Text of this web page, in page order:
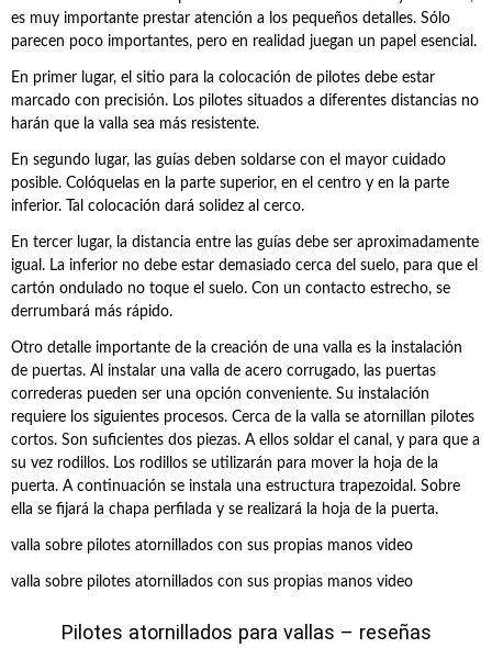
es muy importante prestar atención a los pequeños detalles. Sólo
parecen poco importantes, pero en realidad juegan un papel esencial.
En primer lugar, el sitio para la colocación de pilotes debe estar
marcado con precisión. Los pilotes situados a diferentes distancias no
harán que la valla sea más resistente.
En segundo lugar, las guías deben soldarse con el mayor cuidado
posible. Colóquelas en la parte superior, en el centro y en la parte
inferior. Tal colocación dará solidez al cerco.
En tercer lugar, la distancia entre las guías debe ser aproximadamente
igual. La inferior no debe estar demasiado cerca del suelo, para que el
cartón ondulado no toque el suelo. Con un contacto estrecho, se
derrumbará más rápido.
Otro detalle importante de la creación de una valla es la instalación
de puertas. Al instalar una valla de acero corrugado, las puertas
correderas pueden ser una opción conveniente. Su instalación
requiere los siguientes procesos. Cerca de la valla se atornillan pilotes
cortos. Son suficientes dos piezas. A ellos soldar el canal, y para que a
su vez rodillos. Los rodillos se utilizarán para mover la hoja de la
puerta. A continuación se instala una estructura trapezoidal. Sobre
ella se fijará la chapa perfilada y se realizará la hoja de la puerta.
valla sobre pilotes atornillados con sus propias manos video
valla sobre pilotes atornillados con sus propias manos video
Pilotes atornillados para vallas – reseñas